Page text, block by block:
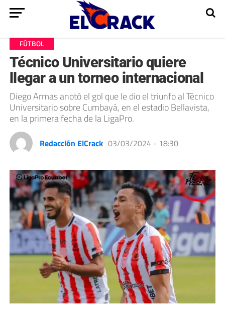
FÚTBOL
Técnico Universitario quiere
llegar a un torneo internacional
Diego Armas anotó el gol que le dio el triunfo al Técnico
Universitario sobre Cumbayá, en el estadio Bellavista,
en la primera fecha de la LigaPro.
Redacción ElCrack 03/03/2024 - 18:30